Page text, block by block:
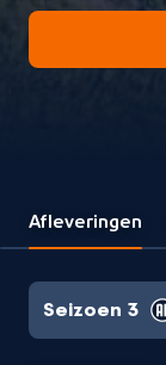
Afleveringen
Seizoen 3